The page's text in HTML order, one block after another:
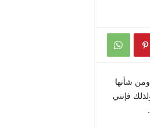
شأنها
فإنني